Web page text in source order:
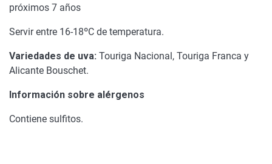
próximos 7 años
Servir entre 16-18ºC de temperatura.
Variedades de uva: Touriga Nacional, Touriga Franca y
Alicante Bouschet.
Información sobre alérgenos
Contiene sulfitos.